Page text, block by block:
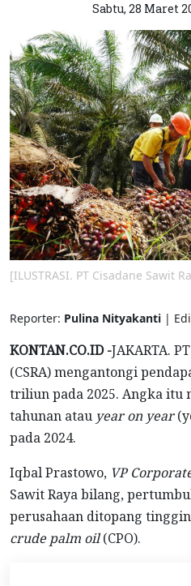
Sabtu, 28 Maret
[ILUSTRASI. PT Cisadane Sawit
Reporter: Pulina Nityakanti |
KONTAN.CO.ID -JAKARTA.
(CSRA) mengantongi
triliun pada 2025. Angka itu
tahunan atau year on year
pada 2024.
Iqbal Prastowo, VP
Sawit Raya bilang,
perusahaan ditopang
crude palm oil(CPO).